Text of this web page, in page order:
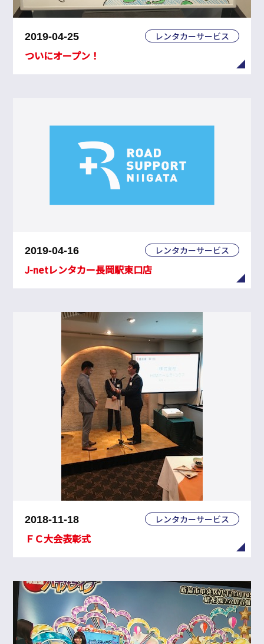
2019-04-25 レンタカーサービス
ついにオープン！
2019-04-16 レンタカーサービス
J-netレンタカー長岡駅東口店
2018-11-18 レンタカーサービス
ＦＣ大会表彰式